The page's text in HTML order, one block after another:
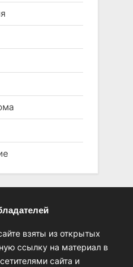
взяты из открытых
ссылку на материал в
сайта и